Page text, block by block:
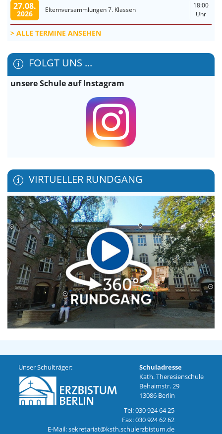
27.08.
2026 Elternversammlungen 7. Klassen
18:00
Uhr
ALLE TERMINE ANSEHEN
FOLGT UNS ...
unsere Schule auf Instagram
VIRTUELLER RUNDGANG
Unser Schulträger:
Schuladresse
Kath. Theresienschule
Behaimstr. 29
13086 Berlin
Tel: 030 924 64 25
Fax: 030 924 62 62
E-Mail: sekretariat@ksth.schulerzbistum.de